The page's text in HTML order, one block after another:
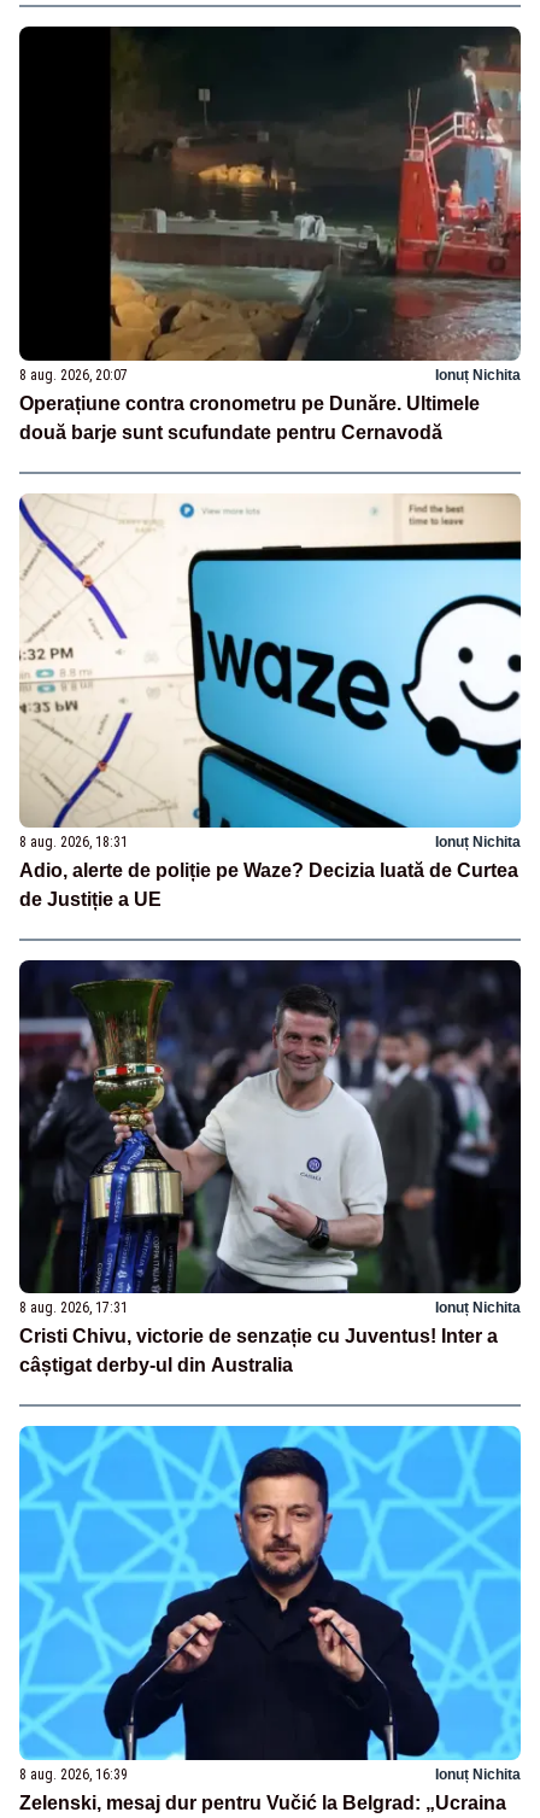
8 aug. 2026, 20:07 Ionuț Nichita
Operațiune contra cronometru pe Dunăre. Ultimele
două barje sunt scufundate pentru Cernavodă
8 aug. 2026, 18:31 Ionuț Nichita
Adio, alerte de poliție pe Waze? Decizia luată de Curtea
de Justiție a UE
8 aug. 2026, 17:31 Ionuț Nichita
Cristi Chivu, victorie de senzație cu Juventus! Inter a
câștigat derby-ul din Australia
8 aug. 2026, 16:39 Ionuț Nichita
Zelenski, mesaj dur pentru Vučić la Belgrad: „Ucraina